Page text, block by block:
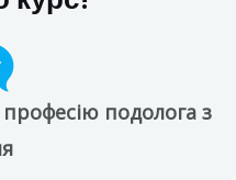
подолога з